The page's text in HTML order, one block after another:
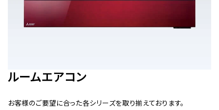
ルームエアコン
お客様のご要望に合った各シリーズを取り揃えております。